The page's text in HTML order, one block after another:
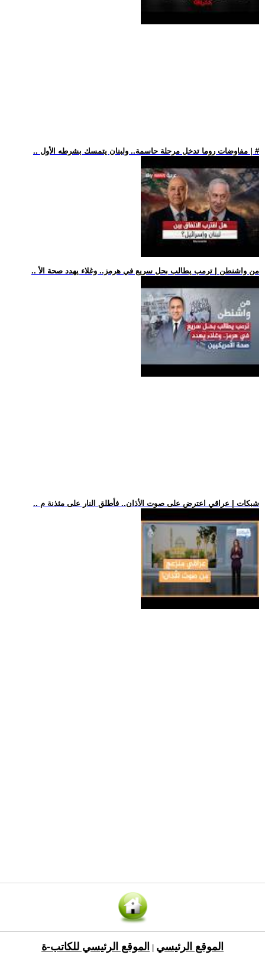
.. مفاوضات روما تدخل مرحلة حاسمة.. ولبنان يتمسك بشرطه الأول | #
.. من واشنطن | ترمب يطالب بحل سريع في هرمز.. وغلاء يهدد صحة الأ
.. شبكات | عراقي اعترض على صوت الأذان.. فأطلق النار على مئذنة م
الموقع الرئيسي الموقع الرئيسي للكاتب-ة